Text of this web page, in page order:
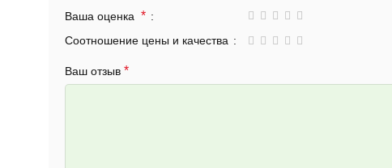
Ваша оценка *
Соотношение цены и качества
Ваш отзыв *